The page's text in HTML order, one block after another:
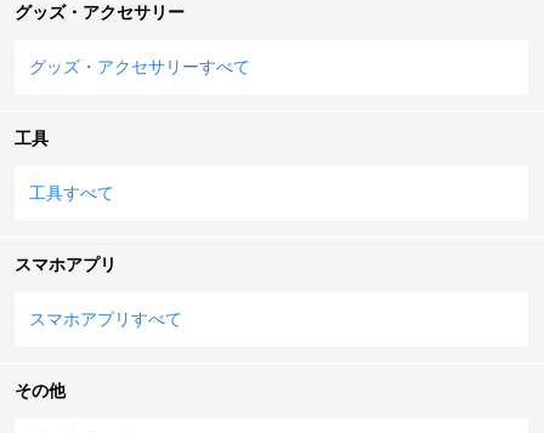
グッズ・アクセサリー
グッズ・アクセサリーすべて
工具
工具すべて
スマホアプリ
スマホアプリすべて
その他